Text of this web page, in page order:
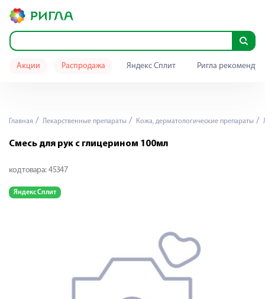
Акции Распродажа Яндекс Сплит Ригла
Главная Лекарственные препараты Кожа, дерматологические препараты
Смесь для рук с глицерином 100мл
код товара: 45347
Яндекс Сплит